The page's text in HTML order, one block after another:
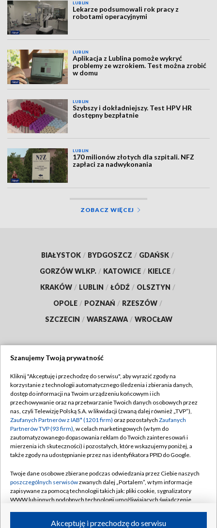
LUBLIN
Lekarze podsumowali rok pracy z
robotami operacyjnymi
LUBLIN
Aplikacja z Lublina pomoże wykryć
problemy ze wzrokiem. Test można zrobić
w domu
LUBLIN
Szybszy i dokładniejszy. Test HPV HR
dostępny bezpłatnie
LUBLIN
170 milionów złotych dla szpitali. NFZ
zapłaci za nadwykonania
ZOBACZ WIĘCEJ
BIAŁYSTOK / BYDGOSZCZ / GDAŃSK /
GORZÓW WLKP. / KATOWICE / KIELCE /
KRAKÓW / LUBLIN / ŁÓDŹ / OLSZTYN /
OPOLE / POZNAŃ / RZESZÓW /
SZCZECIN / WARSZAWA / WROCŁAW
TVP
Abonament TVP
Emisja w TVP
Centrum informacji TVP
Naziemna Telewizja Cyfrowa
Rada Programowa
System NOS
Informacje o nadawcy
Regulamin TVP
Polityka prywatności
Moje zgody
Pomoc
Kontakt
Kanały
Szanujemy Twoją prywatność
Kliknij "Akceptuję i przechodzę do serwisu", aby wyrazić zgody na
korzystanie z technologii automatycznego śledzenia i zbierania danych,
dostęp do informacji na Twoim urządzeniu końcowym i ich
przechowywanie oraz na przetwarzanie Twoich danych osobowych przez
nas, czyli Telewizję Polską S.A. w likwidacji (zwaną dalej również „TVP”),
Zaufanych Partnerów z IAB* (1201 firm) oraz pozostałych Zaufanych
Partnerów TVP (93 firm), w celach marketingowych (w tym do
zautomatyzowanego dopasowania reklam do Twoich zainteresowań i
mierzenia ich skuteczności) i pozostałych, które wskazujemy poniżej, a
także zgody na udostępnianie przez nas identyfikatora PPID do Google.
Twoje dane osobowe zbierane podczas odwiedzania przez Ciebie naszych
poszczególnych serwisówzwanych dalej „Portalem”, w tym informacje
zapisywane za pomocą technologii takich jak: pliki cookie, sygnalizatory
WWW lub innych podobnych technologii umożliwiających świadczenie
ruchu w Internecie.Akceptuję i przechodzę do serwisu